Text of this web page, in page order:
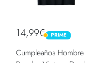
14,99€ PRIME
PRIME
Cumpleaños Hombre